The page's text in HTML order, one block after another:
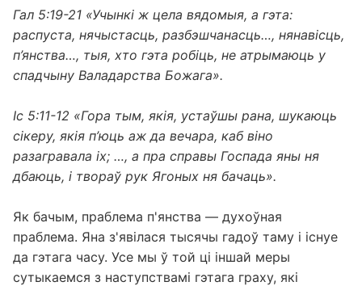
Гал 5:19-21 «Учынкі ж цела вядомыя, а гэта:
распуста, нячыстасць, разбэшчанасць…, нянавісць,
п’янства…, тыя, хто гэта робіць, не атрымаюць у
спадчыну Валадарства Божага».
Іс 5:11-12 «Гора тым, якія, устаўшы рана, шукаюць
сікеру, якія п’юць аж да вечара, каб віно
разагравала іх; …, а пра справы Госпада яны ня
дбаюць, і твораў рук Ягоных ня бачаць».
Як бачым, праблема п'янства — духоўная
праблема. Яна з'явілася тысячы гадоў таму і існуе
да гэтага часу. Усе мы ў той ці іншай меры
сутыкаемся з наступствамі гэтага граху, які